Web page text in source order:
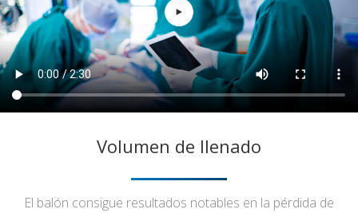
Volumen de llenado
El balón consigue resultados notables en la pérdida de